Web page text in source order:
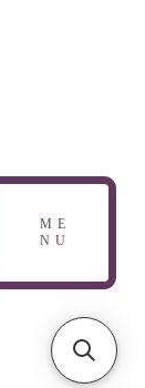
ME
NU